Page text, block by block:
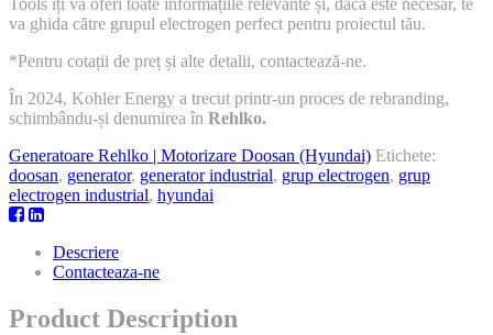
Tools îți va oferi toate informațiile relevante și, dacă este necesar, te
va ghida către grupul electrogen perfect pentru proiectul tău.
*Pentru cotații de preț și alte detalii, contactează-ne.
În 2024, Kohler Energy a trecut printr-un proces de rebranding,
schimbându-și denumirea în Rehlko.
Generatoare Rehlko | Motorizare Doosan (Hyundai) Etichete:
doosan, generator, generator industrial, grup electrogen, grup
electrogen industrial, hyundai
Descriere
Contacteaza-ne
Product Description